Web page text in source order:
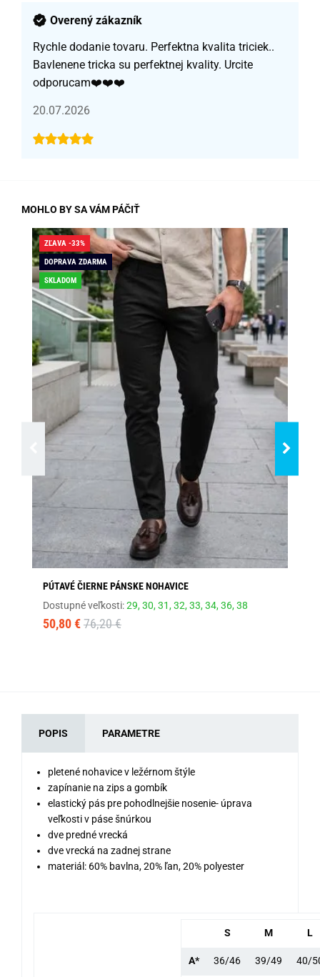
Overený zákazník
Rychle dodanie tovaru. Perfektna kvalita triciek..
Bavlenene tricka su perfektnej kvality. Urcite
odporucam❤️❤️❤️
20.07.2026
MOHLO BY SA VÁM PÁČIŤ
ZĽAVA -33%
DOPRAVA ZDARMA
SKLADOM
PÚTAVÉ ČIERNE PÁNSKE NOHAVICE
Dostupné veľkosti:29,30,31,32,33,34,36,38
50,80 € 76,20 €
POPIS PARAMETRE
pletené nohavice v ležérnom štýle
zapínanie na zips a gombík
elastický pás pre pohodlnejšie nosenie- úprava
veľkosti v páse šnúrkou
dve predné vrecká
dve vrecká na zadnej strane
materiál: 60% bavlna, 20% ľan, 20% polyester
S M L
A* 36/46 39/49 40/